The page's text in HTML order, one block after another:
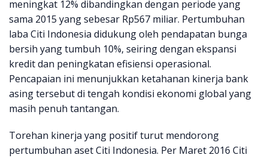
meningkat 12% dibandingkan dengan periode yang
sama 2015 yang sebesar Rp567 miliar. Pertumbuhan
laba Citi Indonesia didukung oleh pendapatan bunga
bersih yang tumbuh 10%, seiring dengan ekspansi
kredit dan peningkatan efisiensi operasional.
Pencapaian ini menunjukkan ketahanan kinerja bank
asing tersebut di tengah kondisi ekonomi global yang
masih penuh tantangan.
Torehan kinerja yang positif turut mendorong
pertumbuhan aset Citi Indonesia. Per Maret 2016 Citi